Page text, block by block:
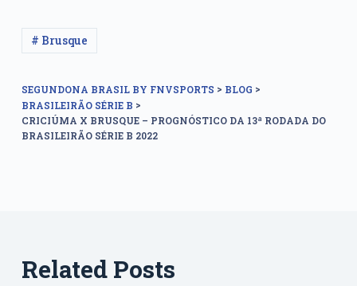
# Brusque
SEGUNDONA BRASIL BY FNVSPORTS > BLOG >
BRASILEIRÃO SÉRIE B >
CRICIÚMA X BRUSQUE – PROGNÓSTICO DA 13ª RODADA DO
BRASILEIRÃO SÉRIE B 2022
Related Posts